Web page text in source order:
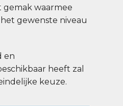
gemak waarmee
gewenste niveau
en
heeft zal
keuze.